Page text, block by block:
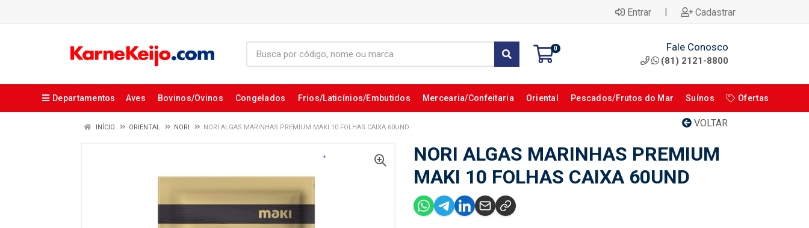
Entrar | Cadastrar
0 Fale Conosco
(81) 2121-8800
Departamentos Aves Bovinos/Ovinos Congelados Frios/Laticínios/Embutidos Mercearia/Confeitaria Oriental Pescados/Frutos do Mar Suínos Ofertas
VOLTAR
INÍCIO ORIENTAL NORI NORI ALGAS MARINHAS PREMIUM MAKI 10 FOLHAS CAIXA 60UND
NORI ALGAS MARINHAS PREMIUM
MAKI 10 FOLHAS CAIXA 60UND